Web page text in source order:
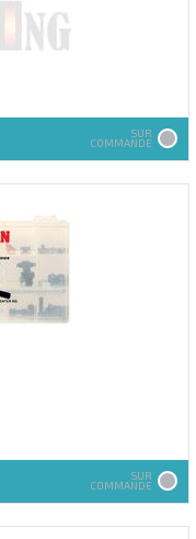
SUR
COMMANDE
SUR
COMMANDE